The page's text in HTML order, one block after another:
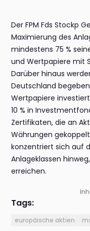
Der FPM Fds Stockp
Maximierung des
mindestens 75 %
und Wertpapiere mit
Darüber hinaus
Deutschland
Wertpapiere
10 % in
Zertifikaten, die an
Währungen
konzentriert sich auf
Anlageklassen
erreichen.
Tags:
europäische aktien